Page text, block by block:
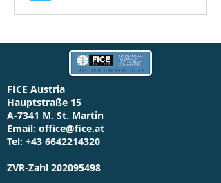
FICE Austria
Hauptstraße 15
A-7341 M. St. Martin
Email: office@fice.at
Tel: +43 6642214320
ZVR-Zahl 202095498